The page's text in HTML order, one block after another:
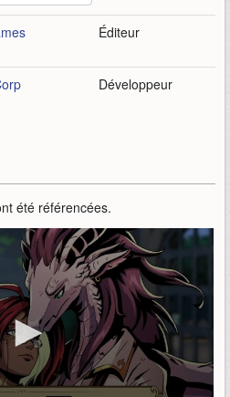
Éditeur
Développeur
été référencées.